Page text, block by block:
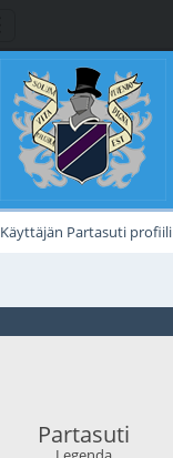
Käyttäjän Partasuti profiili
Partasuti